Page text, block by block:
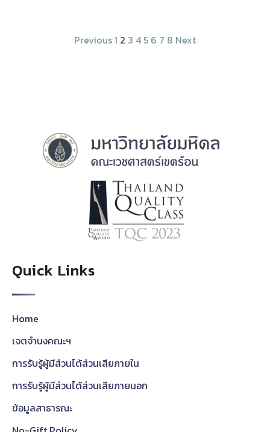
Previous1 2 3 4 5 6 7 8 Next
Quick Links
Home
เจตจำนงคณะฯ
การรับรู้ผู้มีส่วนได้ส่วนเสียภายใน
การรับรู้ผู้มีส่วนได้ส่วนเสียภายนอก
ข้อมูลสาธารณะ